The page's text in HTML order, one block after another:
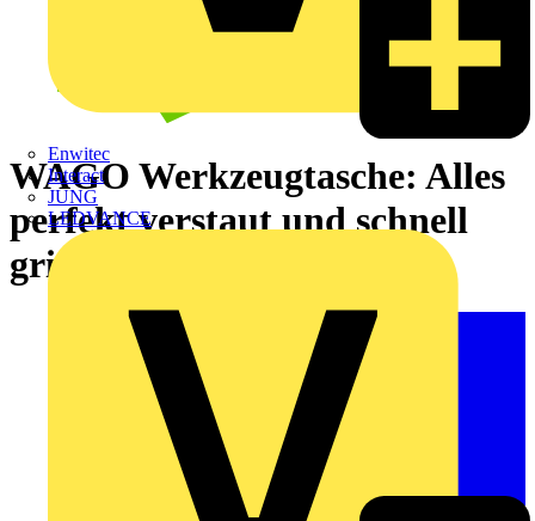
Enwitec
Interact
JUNG
LEDVANCE
WAGO Werkzeugtasche: Alles
perfekt verstaut und schnell
griffbereit!